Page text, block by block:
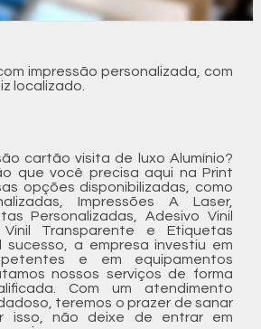
impressão personalizada, com
localizado.
cartão visita de luxo Alumínio?
que você precisa aqui na Print
opções disponibilizadas, como
Impressões A Laser,
Personalizadas, Adesivo Vinil
Transparente e Etiquetas
sucesso, a empresa investiu em
e em equipamentos
nossos serviços de forma
Com um atendimento
teremos o prazer de sanar
isso, não deixe de entrar em